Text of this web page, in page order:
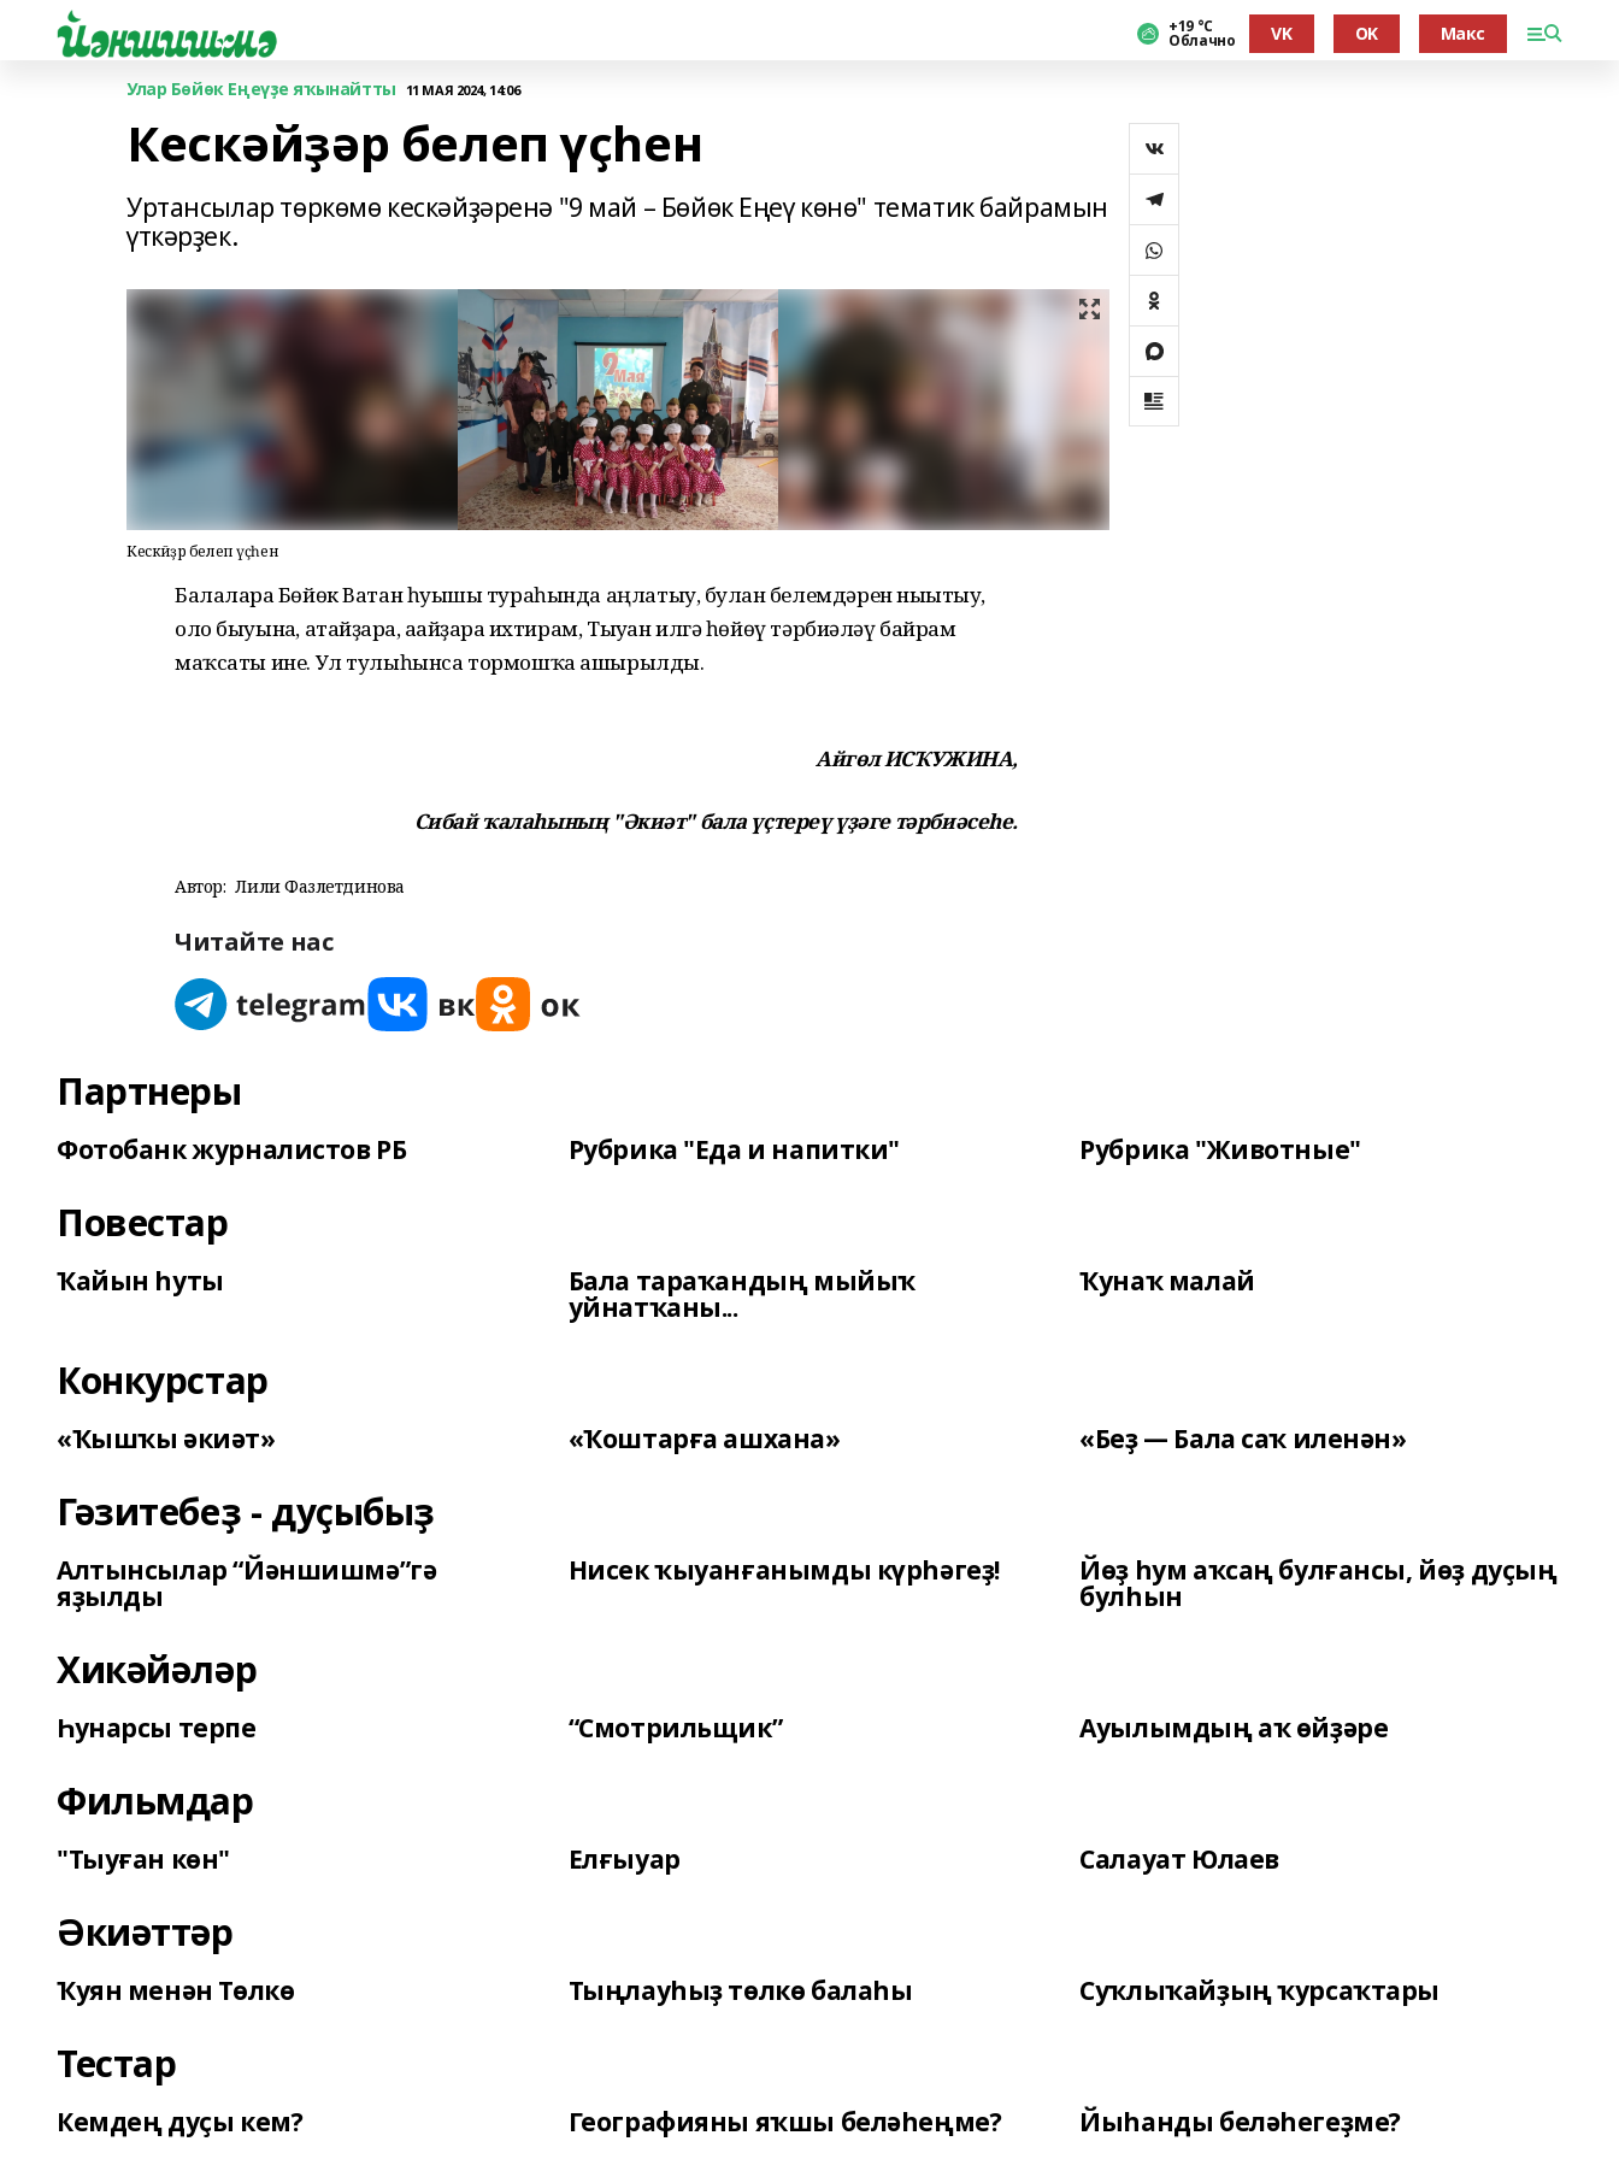
+19 °С
Облачно VK OK Макс
Улар Бөйөк Еңеүҙе яҡынайтты 11 МАЯ 2024, 14:06
Кескәйҙәр белеп үҫһен
Уртансылар төркөмө кескәйҙәренә "9 май – Бөйөк Еңеү көнө" тематик байрамын
үткәрҙек.
Кескәйҙәр белеп үҫһен
Балаларға Бөйөк Ватан һуғышы тураһында аңлатыу, булған белемдәрен нығытыу,
оло быуынға, атайҙарға, ағайҙарға ихтирам, Тыуған илгә һөйөү тәрбиәләү байрам
маҡсаты ине. Ул тулыһынса тормошҡа ашырылды.
Айгөл ИСҠУЖИНА,
Сибай ҡалаһының "Әкиәт" бала үҫтереү үҙәге тәрбиәсеһе.
Автор: Лилиә Фазлетдинова
Читайте нас
Партнеры
Фотобанк журналистов РБ Рубрика "Еда и напитки" Рубрика "Животные"
Повестар
Ҡайын һуты Бала тараҡандың мыйыҡ
уйнатҡаны...
Ҡунаҡ малай
Конкурстар
«Ҡышҡы әкиәт» «Ҡоштарға ашхана» «Беҙ — Бала саҡ иленән»
Гәзитебеҙ - дуҫыбыҙ
Алтынсылар “Йәншишмә”гә
яҙылды
Нисек ҡыуанғанымды күрһәгеҙ! Йөҙ һум аҡсаң булғансы, йөҙ дуҫың
булһын
Хикәйәләр
Һунарсы терпе “Смотрильщик” Ауылымдың аҡ өйҙәре
Фильмдар
"Тыуған көн" Елғыуар Салауат Юлаев
Әкиәттәр
Ҡуян менән Төлкө Тыңлауһыҙ төлкө балаһы Суҡлыҡайҙың ҡурсаҡтары
Тестар
Кемдең дуҫы кем? Географияны яҡшы беләһеңме? Йыһанды беләһегеҙме?